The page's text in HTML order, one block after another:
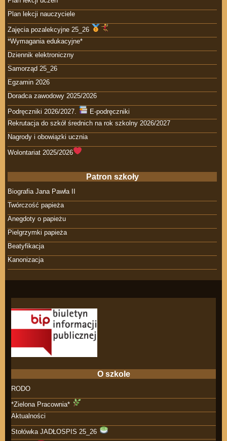
Plan lekcji nauczyciele
Zajęcia pozalekcyjne 25_26
*Wymagania edukacyjne*
Dziennik elektroniczny
Samorząd 25_26
Egzamin 2026
Doradca zawodowy 2025/2026
Podręczniki 2026/2027.
E-podręczniki
Rekrutacja do szkół średnich na rok szkolny 2026/2027
Nagrody i obowiązki ucznia
Wolontariat 2025/2026
Patron szkoły
Biografia Jana Pawła II
Twórczość papieża
Anegdoty o papieżu
Pielgrzymki papieża
Beatyfikacja
Kanonizacja
O szkole
RODO
*Zielona Pracownia*
Aktualności
Stołówka JADŁOSPIS 25_26